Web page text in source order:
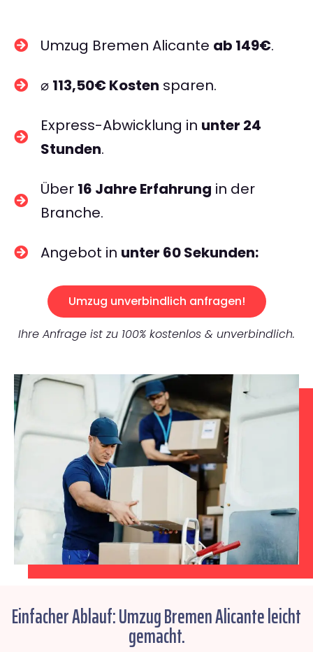
Umzug Bremen Alicante ab 149€.
⌀ 113,50€ Kosten sparen.
Express-Abwicklung in unter 24
Stunden.
Über 16 Jahre Erfahrung in der
Branche.
Angebot in unter 60 Sekunden:
Umzug unverbindlich anfragen!
Ihre Anfrage ist zu 100% kostenlos & unverbindlich.
Einfacher Ablauf: Umzug Bremen Alicante leicht
gemacht.